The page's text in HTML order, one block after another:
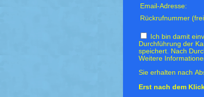
Email-Adresse:
Rückrufnummer
Ich bin damit
Durchführung der
speichert. Nach
Weitere
Sie erhalten nach
Erst nach dem